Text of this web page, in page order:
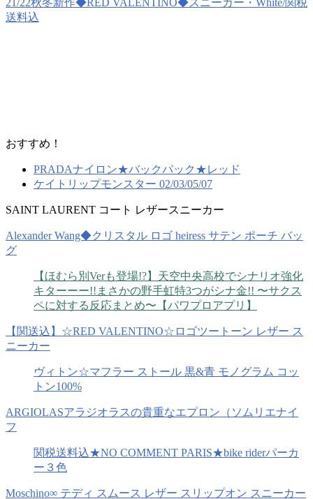
21/22秋冬新作◆RED VALENTINO◆スニーカー・White/関税
送料込
おすすめ！
PRADAナイロン★バックパック★レッド
ケイトリップモンスター 02/03/05/07
SAINT LAURENT コート レザースニーカー
Alexander Wang◆クリスタル ロゴ heiress サテン ポーチ バッ
グ
【ほむら別Verも登場!?】天空中央高校でシナリオ強化
キターーー!!まさかの野手虹特3つがシナ金!! 〜サクス
ペに対する反応まとめ〜【パワプロアプリ】
【関送込】☆RED VALENTINO☆ロゴツートーン レザー ス
ニーカー
ヴィトン☆マフラー ストール 黒&青 モノグラム コッ
トン100%
ARGIOLASアラジオラスの貴重なエプロン（ソムリエナイ
フ
関税送料込★NO COMMENT PARIS★bike riderパーカ
ー３色
Moschino∞ テディ スムース レザー スリップオン スニーカー